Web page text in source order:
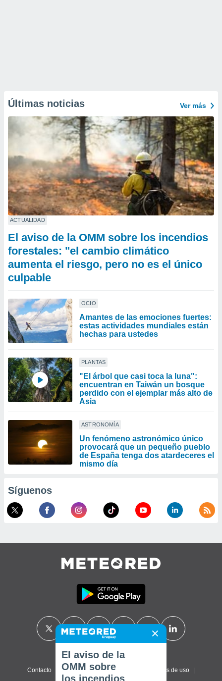
Últimas noticias Ver más
ACTUALIDAD
El aviso de la OMM sobre los incendios
forestales: "el cambio climático
aumenta el riesgo, pero no es el único
culpable
OCIO
Amantes de las emociones fuertes:
estas actividades mundiales están
hechas para ustedes
PLANTAS
"El árbol que casi toca la luna":
encuentran en Taiwán un bosque
perdido con el ejemplar más alto de
Asia
ASTRONOMÍA
Un fenómeno astronómico único
provocará que un pequeño pueblo
de España tenga dos atardeceres el
mismo día
Síguenos
Contacto Sobre nosotros Términos de uso
El aviso de la
OMM sobre
los incendios